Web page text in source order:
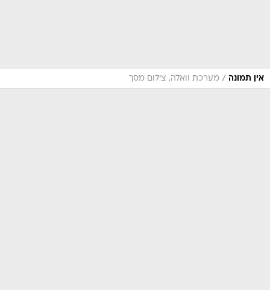
אין תמונה / מערכת וואלה, צילום מסך